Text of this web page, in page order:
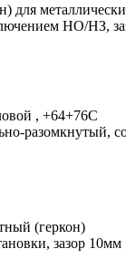
для
НО/НЗ,
, +64+76С
разомкнутый,
(геркон)
зазор 10мм